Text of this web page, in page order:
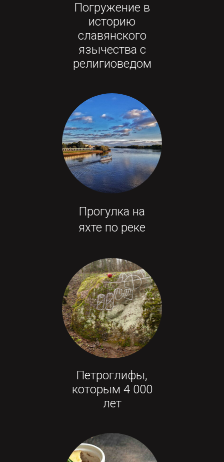
Погружение в
историю
славянского
язычества с
религиоведом
Прогулка на
яхте по реке
Петроглифы,
которым 4 000
лет